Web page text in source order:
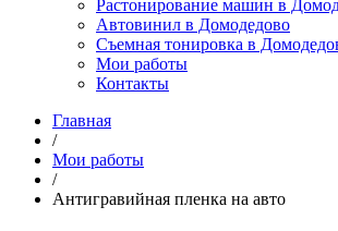
Растонирование машин в
Автовинил в Домодедово
Съемная тонировка в
Мои работы
Контакты
Главная
/
Мои работы
/
Антигравийная пленка на авто